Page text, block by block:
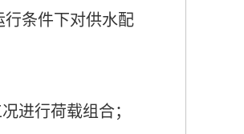
条件下对供水配
进行荷载组合；